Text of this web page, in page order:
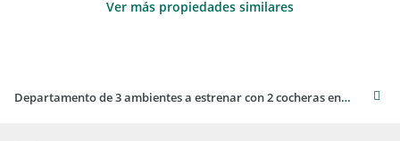
Ver más propiedades similares
Departamento de 3 ambientes a estrenar con 2 cocheras en venta en Quilmes